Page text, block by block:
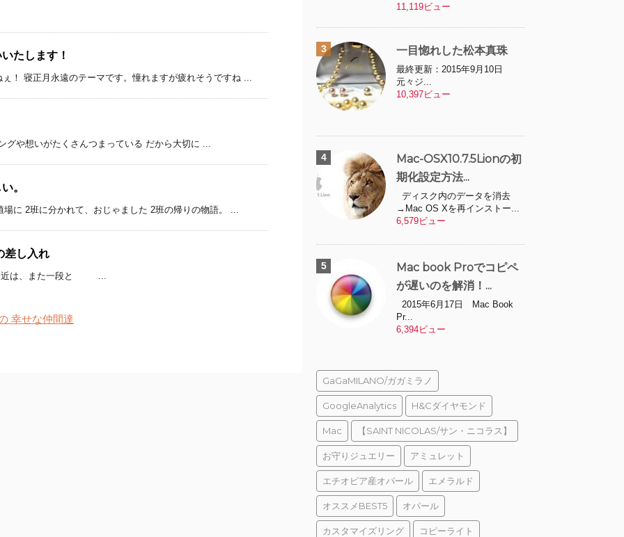
たします！
！ 寝正月永遠のテーマです。憧れますが疲れそうですね ...
や想いがたくさんつまっている だから大切に ...
。
場に 2班に分かれて、おじゃました 2班の帰りの物語。 ...
差し入れ
近は、また一段と ...
幸せな仲間達
11,119ビュー
一目惚れした松本真珠
最終更新：2015年9月10日
元々ジ...
10,397ビュー
Mac-OSX10.7.5Lionの初
期化設定方法...
ディスク内のデータを消去
→Mac OS Xを再インストー...
6,579ビュー
Mac book Proでコピペ
が遅いのを解消！...
2015年6月17日 Mac Book
Pr...
6,394ビュー
GaGaMILANO/ガガミラノ
GoogleAnalytics H&Cダイヤモンド
Mac 【SAINT NICOLAS/サン・ニコラス】
お守りジュエリー アミュレット
エチオピア産オパール エメラルド
オススメBEST5 オパール
カスタマイズリング コピーライト